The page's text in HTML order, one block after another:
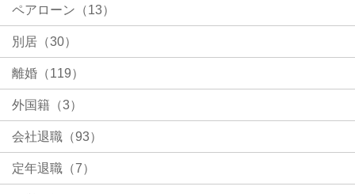
ペアローン（13）
別居（30）
離婚（119）
外国籍（3）
会社退職（93）
定年退職（7）